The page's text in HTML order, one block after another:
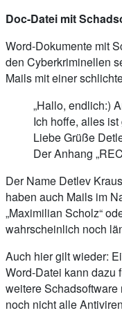
Doc-Datei mit
Word-Dokumente mit
den Cyberkriminellen
Mails mit einer
„Hallo, endlich:)
Ich hoffe, alles ist
Liebe Grüße
Der Anhang
Der Name Detlev
haben auch Mails im
„Maximilian Scholz“
wahrscheinlich noch
Auch hier gilt wieder:
Word-Datei kann dazu
weitere
noch nicht alle